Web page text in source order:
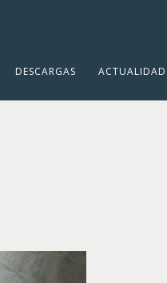
DESCARGAS ACTUALIDAD